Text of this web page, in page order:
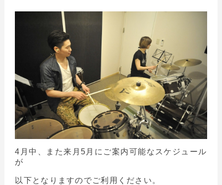
4月中、また来月5月にご案内可能なスケジュール
が
以下となりますのでご利用ください。